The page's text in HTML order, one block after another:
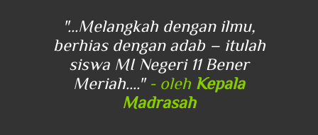
"...Melangkah dengan ilmu,
berhias dengan adab – itulah
siswa MI Negeri 11 Bener
Meriah...." - oleh Kepala
Madrasah